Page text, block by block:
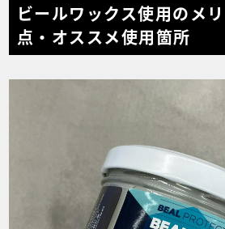
ビールワックス使用のメ
点・オススメ使用箇所